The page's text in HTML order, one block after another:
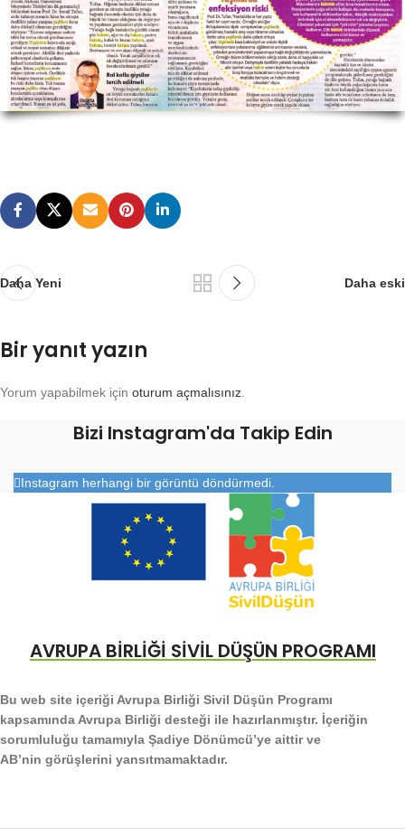
Daha Yeni Daha eski
Bir yanıt yazın
Yorum yapabilmek için oturum açmalısınız
Bizi Instagram'da Takip Edin
Instagram herhangi bir görüntü döndürmedi.
AVRUPA BİRLİĞİ SİVİL DÜŞÜN PROGRAMI
Bu web site içeriği Avrupa Birliği Sivil Düşün Programı
kapsamında Avrupa Birliği desteği ile hazırlanmıştır. İçeriğin
sorumluluğu tamamıyla Şadiye Dönümcü’ye aittir ve
AB’nin görüşlerini yansıtmamaktadır.